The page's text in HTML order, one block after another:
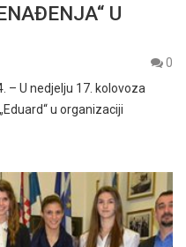
U
0
– U nedjelju 17. kolovoza
u organizaciji